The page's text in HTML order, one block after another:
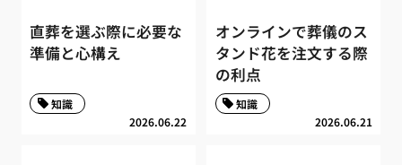
直葬を選ぶ際に必要な
準備と心構え
2026.06.22
知識
オンラインで葬儀のス
タンド花を注文する際
の利点
2026.06.21
知識